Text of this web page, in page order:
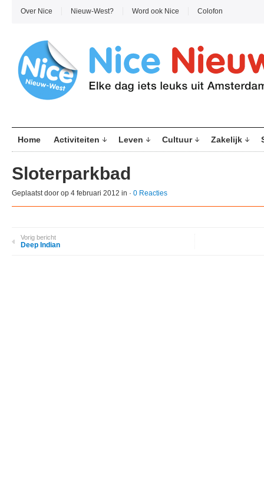
Over Nice Nieuw-West? Word ook Nice Colofon
Home Activiteiten Leven Cultuur Zakelijk
Sloterparkbad
Geplaatst door op 4 februari 2012 in · 0 Reacties
Vorig bericht
Deep Indian